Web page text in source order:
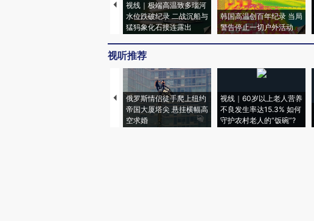
视线｜极端高温致多瑙河
水位跌破纪录 二战沉船与
猛犸象化石接连露出
韩国高温创百年纪录 当局
警告停止一切户外活动
视听推荐
俄罗斯情侣徒手爬上纽约
帝国大厦塔尖 悬挂横幅高
空求婚
视线｜60岁以上老人营养
不良发生率达15.3% 如何
守护农村老人的“饭碗”?